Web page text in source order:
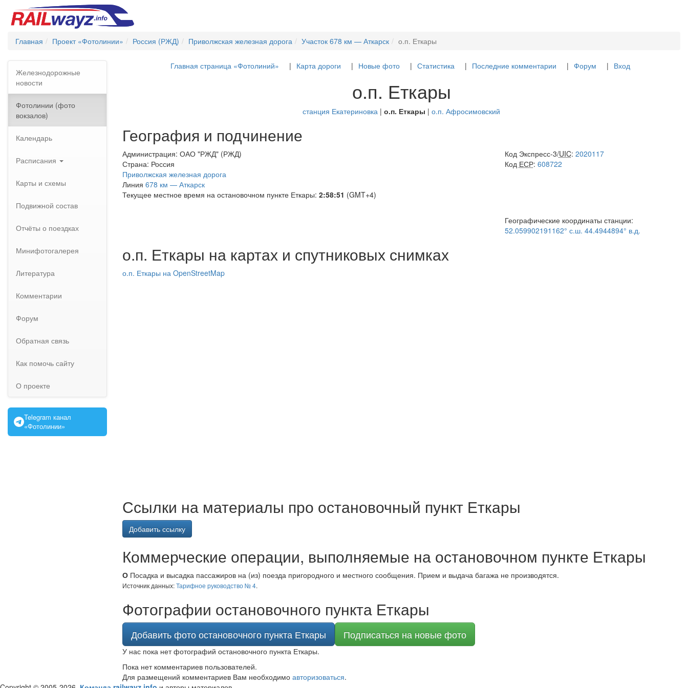
Главная Проект «Фотолинии» Россия (РЖД) Приволжская железная дорога Участок 678 км — Аткарск о.п. Еткары
Железнодорожные
новости
Фотолинии (фото
вокзалов)
Календарь
Расписания
Карты и схемы
Подвижной состав
Отчёты о поездках
Минифотогалерея
Литература
Комментарии
Форум
Обратная связь
Как помочь сайту
О проекте
Telegram канал
«Фотолинии»
Главная страница «Фотолиний» Карта дороги Новые фото Статистика Последние комментарии Форум Вход
о.п. Еткары
станция Екатериновка | о.п. Еткары | о.п. Афросимовский
География и подчинение
Администрация: ОАО "РЖД" (РЖД)
Страна: Россия
Приволжская железная дорога
Линия 678 км — Аткарск
Текущее местное время на остановочном пункте Еткары: 2:58:51 (GMT+4)
Код Экспресс-3/UIC: 2020117
Код ЕСР: 608722
Географические координаты станции:
52.059902191162° с.ш. 44.4944894° в.д.
о.п. Еткары на картах и спутниковых снимках
о.п. Еткары на OpenStreetMap
Ссылки на материалы про остановочный пункт Еткары
Добавить ссылку
Коммерческие операции, выполняемые на остановочном пункте Еткары
О Посадка и высадка пассажиров на (из) поезда пригородного и местного сообщения. Прием и выдача багажа не производятся.
Источник данных:Тарифное руководство № 4.
Фотографии остановочного пункта Еткары
Добавить фото остановочного пункта Еткары Подписаться на новые фото
У нас пока нет фотографий остановочного пункта Еткары.
Пока нет комментариев пользователей.
Для размещений комментариев Вам необходимо авторизоваться.